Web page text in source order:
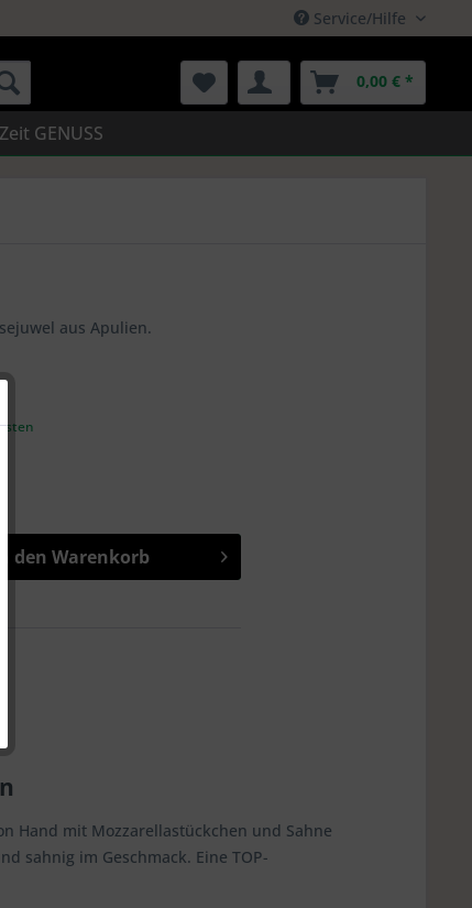
Service/Hilfe
0,00 € *
GENUSS
aus Apulien.
In den Warenkorb
Hand mit Mozzarellastückchen und Sahne
sahnig im Geschmack. Eine TOP-